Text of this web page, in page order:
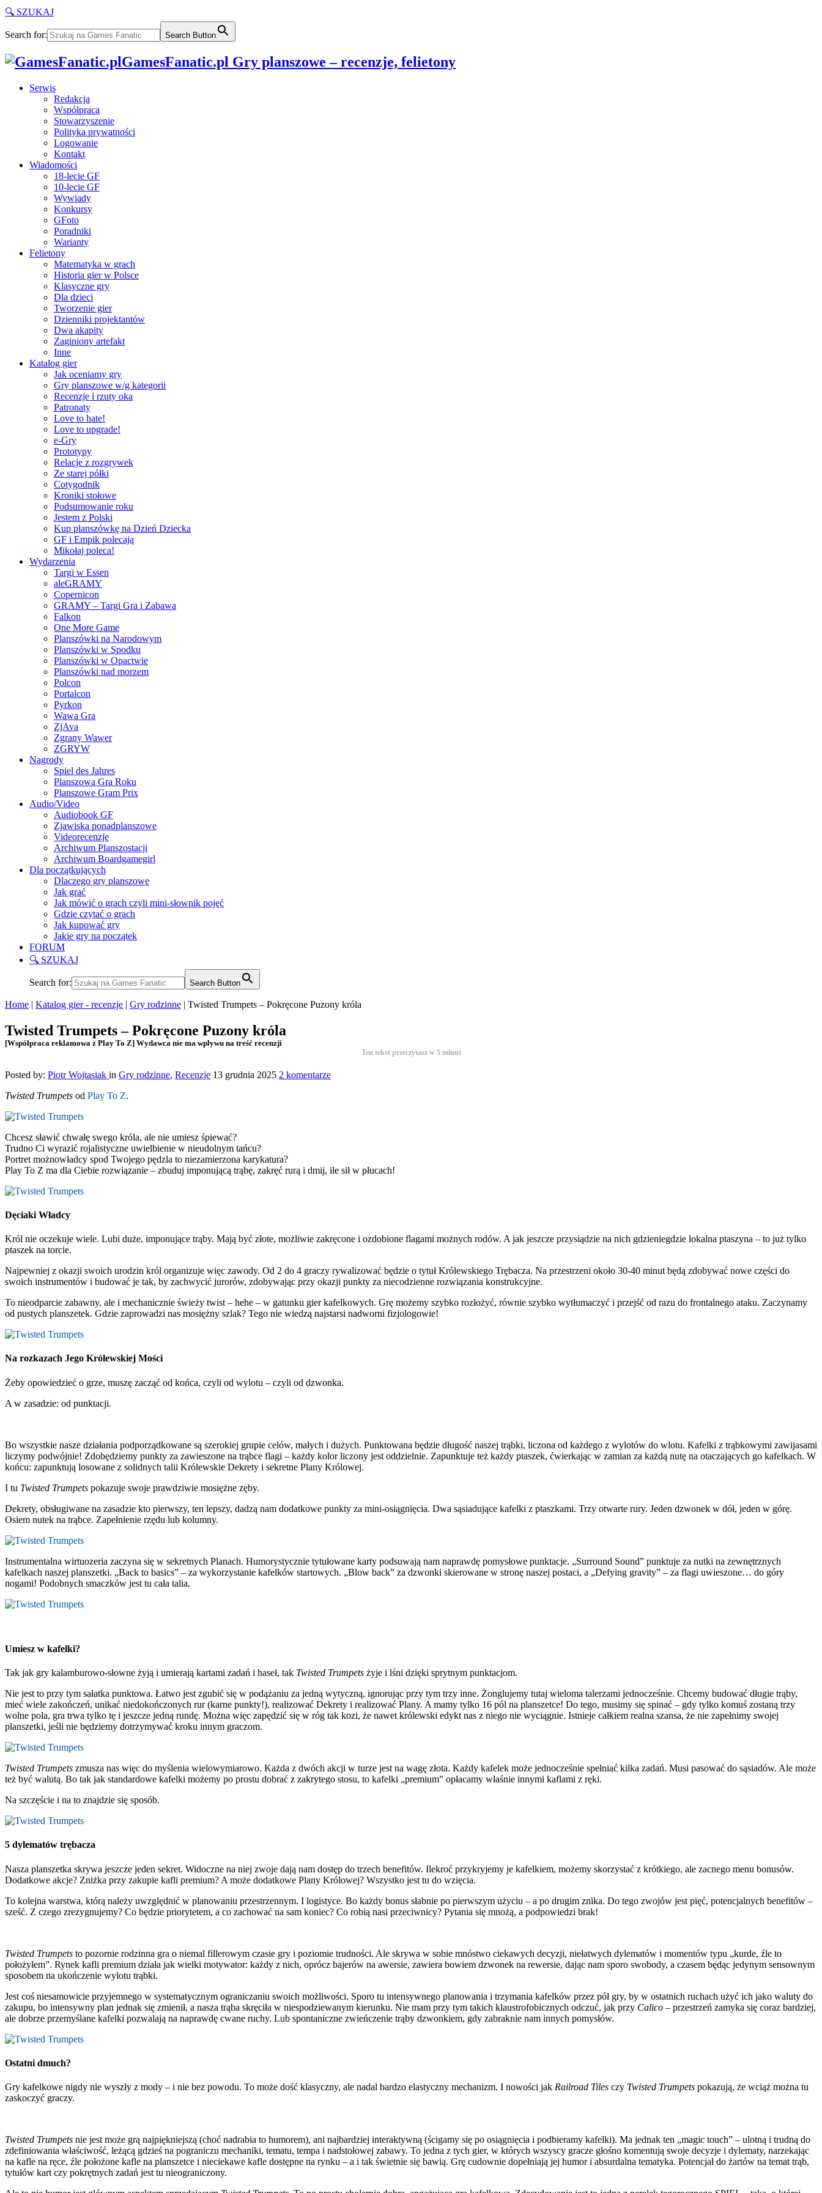
🔍 SZUKAJ
Search for: Search Button
GamesFanatic.pl Gry planszowe – recenzje, felietony
Serwis
Redakcja
Współpraca
Stowarzyszenie
Polityka prywatności
Logowanie
Kontakt
Wiadomości
18-lecie GF
10-lecie GF
Wywiady
Konkursy
GFoto
Poradniki
Warianty
Felietony
Matematyka w grach
Historia gier w Polsce
Klasyczne gry
Dla dzieci
Tworzenie gier
Dzienniki projektantów
Dwa akapity
Zaginiony artefakt
Inne
Katalog gier
Jak oceniamy gry
Gry planszowe w/g kategorii
Recenzje i rzuty oka
Patronaty
Love to hate!
Love to upgrade!
e-Gry
Prototypy
Relacje z rozgrywek
Ze starej półki
Cotygodnik
Kroniki stołowe
Podsumowanie roku
Jestem z Polski
Kup planszówkę na Dzień Dziecka
GF i Empik polecają
Mikołaj poleca!
Wydarzenia
Targi w Essen
aleGRAMY
Copernicon
GRAMY – Targi Gra i Zabawa
Falkon
One More Game
Planszówki na Narodowym
Planszówki w Spodku
Planszówki w Opactwie
Planszówki nad morzem
Polcon
Portalcon
Pyrkon
Wawa Gra
ZjAva
Zgrany Wawer
ZGRYW
Nagrody
Spiel des Jahres
Planszowa Gra Roku
Planszowe Gram Prix
Audio/Video
Audiobook GF
Zjawiska ponadplanszowe
Videorecenzje
Archiwum Planszostacji
Archiwum Boardgamegirl
Dla początkujących
Dlaczego gry planszowe
Jak grać
Jak mówić o grach czyli mini-słownik pojęć
Gdzie czytać o grach
Jak kupować gry
Jakie gry na początek
FORUM
🔍 SZUKAJ
Search for: Search Button
Home | Katalog gier - recenzje | Gry rodzinne | Twisted Trumpets – Pokręcone Puzony króla
Twisted Trumpets – Pokręcone Puzony króla
[Współpraca reklamowa z Play To Z] Wydawca nie ma wpływu na treść recenzji
Ten tekst przeczytasz w 5 minut
Posted by: Piotr Wojtasiak in Gry rodzinne, Recenzje 13 grudnia 2025 2 komentarze
Twisted Trumpets od Play To Z.
Chcesz sławić chwałę swego króla, ale nie umiesz śpiewać?
Trudno Ci wyrazić rojalistyczne uwielbienie w nieudolnym tańcu?
Portret możnowładcy spod Twojego pędzla to niezamierzona karykatura?
Play To Z ma dla Ciebie rozwiązanie – zbuduj imponującą trąbę, zakręć rurą i dmij, ile sił w płucach!
Dęciaki Władcy
Król nie oczekuje wiele. Lubi duże, imponujące trąby. Mają być złote, możliwie zakręcone i ozdobione flagami możnych rodów. A jak jeszcze przysiądzie na nich gdzieniegdzie lokalna ptaszyna – to już tylko
ptaszek na torcie.
Najpewniej z okazji swoich urodzin król organizuje więc zawody. Od 2 do 4 graczy rywalizować będzie o tytuł Królewskiego Trębacza. Na przestrzeni około 30-40 minut będą zdobywać nowe części do
swoich instrumentów i budować je tak, by zachwycić jurorów, zdobywając przy okazji punkty za niecodzienne rozwiązania konstrukcyjne.
To nieodparcie zabawny, ale i mechanicznie świeży twist – hehe – w gatunku gier kafelkowych. Grę możemy szybko rozłożyć, równie szybko wytłumaczyć i przejść od razu do frontalnego ataku. Zaczynamy
od pustych planszetek. Gdzie zaprowadzi nas mosiężny szlak? Tego nie wiedzą najstarsi nadworni fizjologowie!
Na rozkazach Jego Królewskiej Mości
Żeby opowiedzieć o grze, muszę zacząć od końca, czyli od wylotu – czyli od dzwonka.
A w zasadzie: od punktacji.
Bo wszystkie nasze działania podporządkowane są szerokiej grupie celów, małych i dużych. Punktowana będzie długość naszej trąbki, liczona od każdego z wylotów do wlotu. Kafelki z trąbkowymi zawijasami
liczymy podwójnie! Zdobędziemy punkty za zawieszone na trąbce flagi – każdy kolor liczony jest oddzielnie. Zapunktuje też każdy ptaszek, ćwierkając w zamian za każdą nutę na otaczających go kafelkach. W
końcu: zapunktują losowane z solidnych talii Królewskie Dekrety i sekretne Plany Królowej.
I tu Twisted Trumpets pokazuje swoje prawdziwie mosiężne zęby.
Dekrety, obsługiwane na zasadzie kto pierwszy, ten lepszy, dadzą nam dodatkowe punkty za mini-osiągnięcia. Dwa sąsiadujące kafelki z ptaszkami. Trzy otwarte rury. Jeden dzwonek w dół, jeden w górę.
Osiem nutek na trąbce. Zapełnienie rzędu lub kolumny.
Instrumentalna wirtuozeria zaczyna się w sekretnych Planach. Humorystycznie tytułowane karty podsuwają nam naprawdę pomysłowe punktacje. „Surround Sound” punktuje za nutki na zewnętrznych
kafelkach naszej planszetki. „Back to basics” – za wykorzystanie kafelków startowych. „Blow back” za dzwonki skierowane w stronę naszej postaci, a „Defying gravity” – za flagi uwieszone… do góry
nogami! Podobnych smaczków jest tu cała talia.
Umiesz w kafelki?
Tak jak gry kalamburowo-słowne żyją i umierają kartami zadań i haseł, tak Twisted Trumpets żyje i lśni dzięki sprytnym punktacjom.
Nie jest to przy tym sałatka punktowa. Łatwo jest zgubić się w podążaniu za jedną wytyczną, ignorując przy tym trzy inne. Żonglujemy tutaj wieloma talerzami jednocześnie. Chcemy budować długie trąby,
mieć wiele zakończeń, unikać niedokończonych rur (karne punkty!), realizować Dekrety i realizować Plany. A mamy tylko 16 pól na planszetce! Do tego, musimy się spinać – gdy tylko komuś zostaną trzy
wolne pola, gra trwa tylko tę i jeszcze jedną rundę. Można więc zapędzić się w róg tak kozi, że nawet królewski edykt nas z niego nie wyciągnie. Istnieje całkiem realna szansa, że nie zapełnimy swojej
planszetki, jeśli nie będziemy dotrzymywać kroku innym graczom.
Twisted Trumpets zmusza nas więc do myślenia wielowymiarowo. Każda z dwóch akcji w turze jest na wagę złota. Każdy kafelek może jednocześnie spełniać kilka zadań. Musi pasować do sąsiadów. Ale może
też być walutą. Bo tak jak standardowe kafelki możemy po prostu dobrać z zakrytego stosu, to kafelki „premium” opłacamy właśnie innymi kaflami z ręki.
Na szczęście i na to znajdzie się sposób.
5 dylematów trębacza
Nasza planszetka skrywa jeszcze jeden sekret. Widoczne na niej zwoje dają nam dostęp do trzech benefitów. Ilekroć przykryjemy je kafelkiem, możemy skorzystać z krótkiego, ale zacnego menu bonusów.
Dodatkowe akcje? Zniżka przy zakupie kafli premium? A może dodatkowe Plany Królowej? Wszystko jest tu do wzięcia.
To kolejna warstwa, którą należy uwzględnić w planowaniu przestrzennym. I logistyce. Bo każdy bonus słabnie po pierwszym użyciu – a po drugim znika. Do tego zwojów jest pięć, potencjalnych benefitów –
sześć. Z czego zrezygnujemy? Co będzie priorytetem, a co zachować na sam koniec? Co robią nasi przeciwnicy? Pytania się mnożą, a podpowiedzi brak!
Twisted Trumpets to pozornie rodzinna gra o niemal fillerowym czasie gry i poziomie trudności. Ale skrywa w sobie mnóstwo ciekawych decyzji, niełatwych dylematów i momentów typu „kurde, źle to
położyłem”. Rynek kafli premium działa jak wielki motywator: każdy z nich, oprócz bajerów na awersie, zawiera bowiem dzwonek na rewersie, dając nam sporo swobody, a czasem będąc jedynym sensownym
sposobem na ukończenie wylotu trąbki.
Jest coś niesamowicie przyjemnego w systematycznym ograniczaniu swoich możliwości. Sporo tu intensywnego planowania i trzymania kafelków przez pół gry, by w ostatnich ruchach użyć ich jako waluty do
zakupu, bo intensywny plan jednak się zmienił, a nasza trąba skręciła w niespodziewanym kierunku. Nie mam przy tym takich klaustrofobicznych odczuć, jak przy Calico – przestrzeń zamyka się coraz bardziej,
ale dobrze przemyślane kafelki pozwalają na naprawdę cwane ruchy. Lub spontaniczne zwieńczenie trąby dzwonkiem, gdy zabraknie nam innych pomysłów.
Ostatni dmuch?
Gry kafelkowe nigdy nie wyszły z mody – i nie bez powodu. To może dość klasyczny, ale nadal bardzo elastyczny mechanizm. I nowości jak Railroad Tiles czy Twisted Trumpets pokazują, że wciąż można tu
zaskoczyć graczy.
Twisted Trumpets nie jest może grą najpiękniejszą (choć nadrabia to humorem), ani najbardziej interaktywną (ścigamy się po osiągnięcia i podbieramy kafelki). Ma jednak ten „magic touch” – ulotną i trudną do
zdefiniowania właściwość, leżącą gdzieś na pograniczu mechaniki, tematu, tempa i nadstołowej zabawy. To jedna z tych gier, w których wszyscy gracze głośno komentują swoje decyzje i dylematy, narzekając
na kafle na ręce, źle położone kafle na planszetce i nieciekawe kafle dostępne na rynku – a i tak świetnie się bawią. Grę cudownie dopełniają jej humor i absurdalna tematyka. Potencjał do żartów na temat trąb,
tytułów kart czy pokrętnych zadań jest tu nieograniczony.